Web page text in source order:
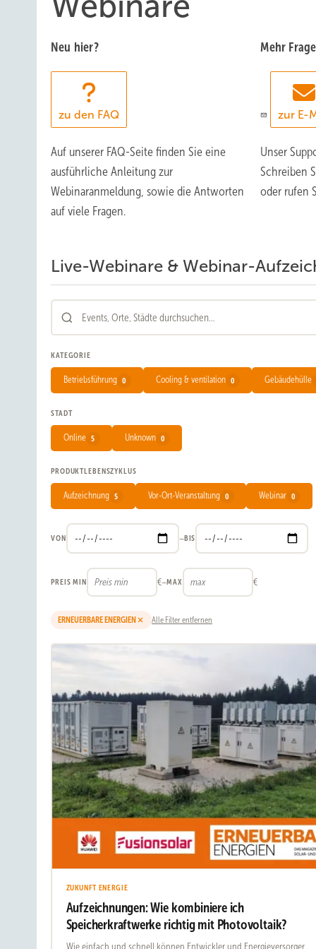
Neu hier?
zu den FAQ
Auf unserer FAQ-Seite finden Sie eine
ausführliche Anleitung zur
Webinaranmeldung, sowie die Antworten
auf viele Fragen.
Mehr
zur E-
Unser
Schreiben
oder rufen
Live-Webinare & Webinar-
Veranstaltungen
KATEGORIE
Betriebsführung 0 Cooling & ventilation 0 Gebäudehülle
STADT
Online 5 Unknown 0
PRODUKTLEBENSZYKLUS
Aufzeichnung 5 Vor-Ort-Veranstaltung 0 Webinar 0
VON –BIS
PREIS MIN €–MAX €
ERNEUERBARE ENERGIEN Alle Filter entfernen
ZUKUNFT ENERGIE
Aufzeichnungen: Wie kombiniere ich
Speicherkraftwerke richtig mit Photovoltaik?
Wie einfach und schnell können Entwickler und Energieversorger